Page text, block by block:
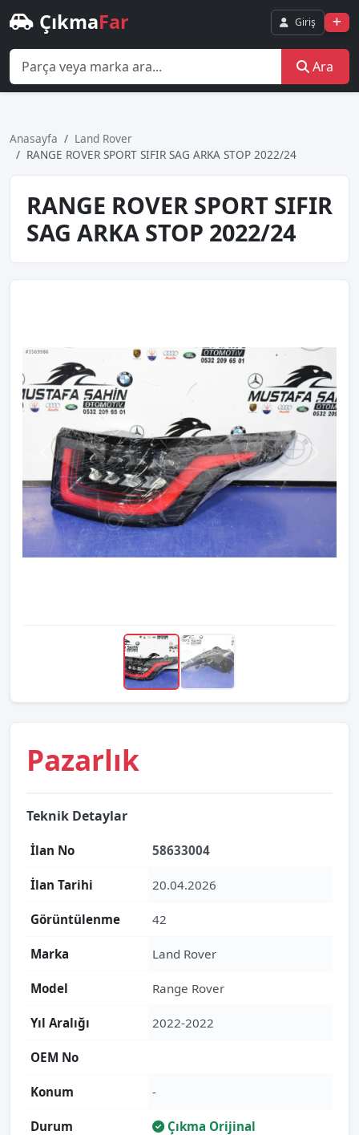
ÇıkmaFar Giriş
Ara
Anasayfa
Land Rover
RANGE ROVER SPORT SIFIR SAG ARKA STOP 2022/24
RANGE ROVER SPORT SIFIR
SAG ARKA STOP 2022/24
Pazarlık
Teknik Detaylar
İlan No 58633004
İlan Tarihi 20.04.2026
Görüntülenme 42
Marka Land Rover
Model Range Rover
Yıl Aralığı 2022-2022
OEM No
Konum -
Durum Çıkma Orijinal